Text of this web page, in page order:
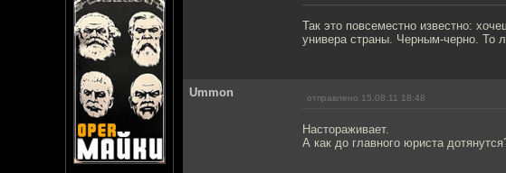
Так это повсеместно известно:
универа страны. Черным-черно. То
Ummon отправлено 15.08.11 18:48
Настораживает.
А как до главного юриста